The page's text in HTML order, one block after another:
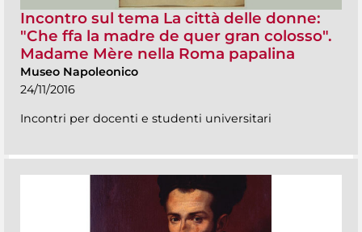
Incontro sul tema La città delle donne:
"Che ffa la madre de quer gran colosso".
Madame Mère nella Roma papalina
Museo Napoleonico
24/11/2016
Incontri per docenti e studenti universitari